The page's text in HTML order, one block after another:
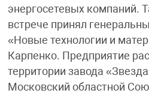
энергосетевых компаний.
встрече принял
«Новые технологии и
Карпенко. Предприятие
территории завода
Московский областной